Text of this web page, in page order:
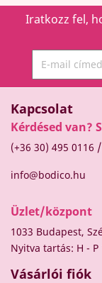
Iratkozz fel,
Kapcsolat
Kérdésed van?
(+36 30) 495 0116 /
info@bodico.hu
Üzlet/központ
1033 Budapest,
Nyitva tartás: H - P
Vásárlói fiók